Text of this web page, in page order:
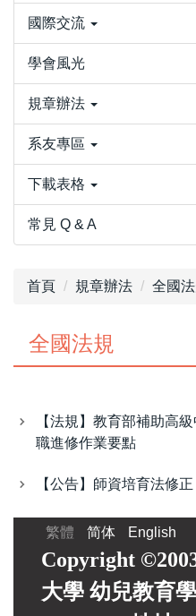
國際交流
學會風光
規章辦法
系友專區
下載表格
常見 Q & A
首頁 規章辦法 全國
全國法規
【法規】教育部補助高
職進修作業要點
【公告】師資培育法修正
繁體 简体 English
Copyright
大學 幼兒教育